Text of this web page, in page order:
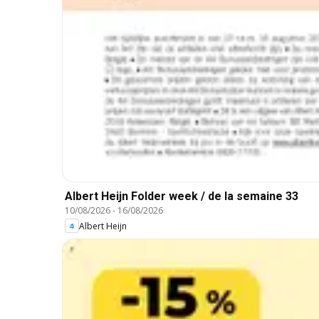
Albert Heijn Folder week / de la semaine 33
10/08/2026- 16/08/2026
Albert Heijn